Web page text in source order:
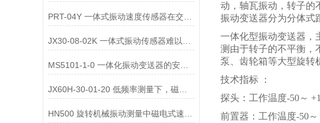
MS5101-1-0 一体化振动变送器的安装位置选择对测量精度的影响有哪些？
JX60H-30-01-20 低频率测量下，磁电式一体化振动变送器的选型注意事项？
动，轴瓦振动，转子的
振动变送器分为分体式
一体化型振动变送器，
测由于转子的不平衡，
泵、齿轮箱等大型旋转
技术指标 ：
探头：工作温度-50～
前置器：工作温度-50～